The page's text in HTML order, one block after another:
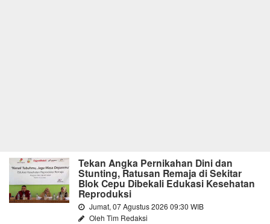
Tekan Angka Pernikahan Dini dan
Stunting, Ratusan Remaja di Sekitar
Blok Cepu Dibekali Edukasi Kesehatan
Reproduksi
Jumat, 07 Agustus 2026 09:30 WIB
Oleh Tim Redaksi